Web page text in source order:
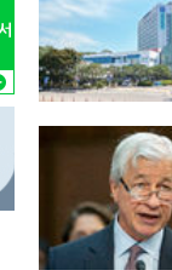
응"
-11783초 전 >여
-11036초 전 >외
-10770초 전 >[속
-10723초 전 >[속
-10703초 전 >[속
-10592초 전 >[속
-7682초 전 >[속
-6555초 전 >외신